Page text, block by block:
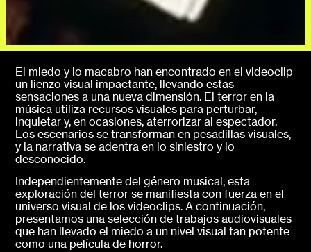
El miedo y lo macabro han encontrado en el videoclip
un lienzo visual impactante, llevando estas
sensaciones a una nueva dimensión. El terror en la
música utiliza recursos visuales para perturbar,
inquietar y, en ocasiones, aterrorizar al espectador.
Los escenarios se transforman en pesadillas visuales,
y la narrativa se adentra en lo siniestro y lo
desconocido.
Independientemente del género musical, esta
exploración del terror se manifiesta con fuerza en el
universo visual de los videoclips. A continuación,
presentamos una selección de trabajos audiovisuales
que han llevado el miedo a un nivel visual tan potente
como una película de horror.